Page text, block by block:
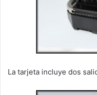
La tarjeta incluye dos